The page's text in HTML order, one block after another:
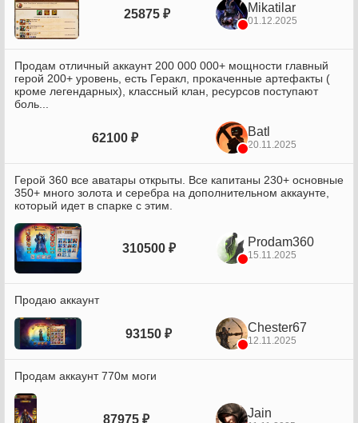
25875 ₽ Mikatilar
01.12.2025
Продам отличный аккаунт 200 000 000+ мощности главный
герой 200+ уровень, есть Геракл, прокаченные артефакты (
кроме легендарных), классный клан, ресурсов поступают
боль...
62100 ₽ Batl
20.11.2025
Герой 360 все аватары открыты. Все капитаны 230+ основные
350+ много золота и серебра на дополнительном аккаунте,
который идет в спарке с этим.
310500 ₽ Prodam360
15.11.2025
Продаю аккаунт
93150 ₽ Chester67
12.11.2025
Продам аккаунт 770м моги
87975 ₽ Jain